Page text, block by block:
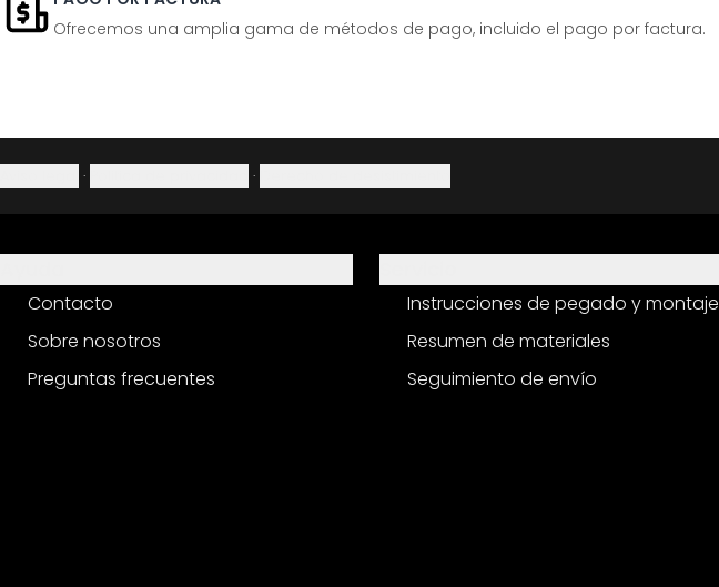
Ofrecemos una amplia gama de métodos de pago, incluido el pago por factura.
· ·
Contacto
Sobre nosotros
Preguntas frecuentes
Instrucciones de pegado y montaje
Resumen de materiales
Seguimiento de envío